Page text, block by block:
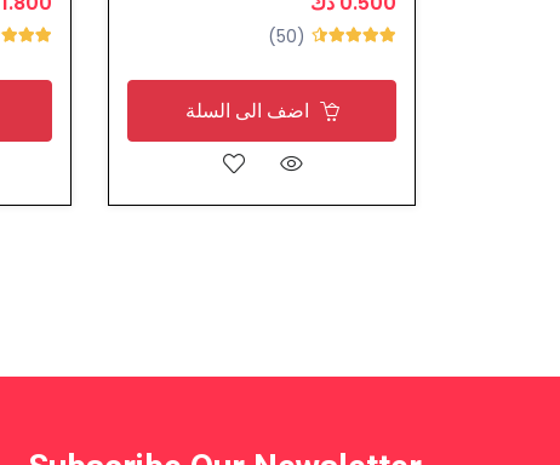
(50)
اضف الى السلة